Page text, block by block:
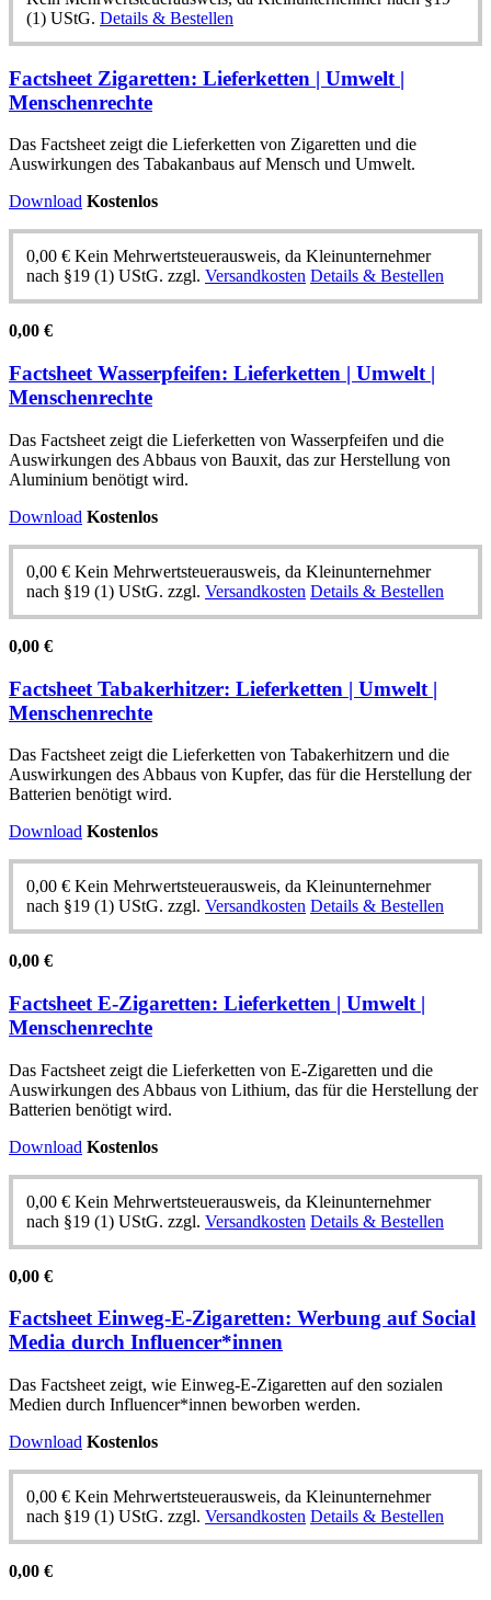
(1) UStG. Details & Bestellen
Factsheet Zigaretten: Lieferketten | Umwelt |
Menschenrechte
Das Factsheet zeigt die Lieferketten von Zigaretten und die
Auswirkungen des Tabakanbaus auf Mensch und Umwelt.
Download Kostenlos
0,00 € Kein Mehrwertsteuerausweis, da Kleinunternehmer
nach §19 (1) UStG. zzgl. Versandkosten Details & Bestellen
0,00 €
Factsheet Wasserpfeifen: Lieferketten | Umwelt |
Menschenrechte
Das Factsheet zeigt die Lieferketten von Wasserpfeifen und die
Auswirkungen des Abbaus von Bauxit, das zur Herstellung von
Aluminium benötigt wird.
Download Kostenlos
0,00 € Kein Mehrwertsteuerausweis, da Kleinunternehmer
nach §19 (1) UStG. zzgl. Versandkosten Details & Bestellen
0,00 €
Factsheet Tabakerhitzer: Lieferketten | Umwelt |
Menschenrechte
Das Factsheet zeigt die Lieferketten von Tabakerhitzern und die
Auswirkungen des Abbaus von Kupfer, das für die Herstellung der
Batterien benötigt wird.
Download Kostenlos
0,00 € Kein Mehrwertsteuerausweis, da Kleinunternehmer
nach §19 (1) UStG. zzgl. Versandkosten Details & Bestellen
0,00 €
Factsheet E-Zigaretten: Lieferketten | Umwelt |
Menschenrechte
Das Factsheet zeigt die Lieferketten von E-Zigaretten und die
Auswirkungen des Abbaus von Lithium, das für die Herstellung der
Batterien benötigt wird.
Download Kostenlos
0,00 € Kein Mehrwertsteuerausweis, da Kleinunternehmer
nach §19 (1) UStG. zzgl. Versandkosten Details & Bestellen
0,00 €
Factsheet Einweg-E-Zigaretten: Werbung auf Social
Media durch Influencer*innen
Das Factsheet zeigt, wie Einweg-E-Zigaretten auf den sozialen
Medien durch Influencer*innen beworben werden.
Download Kostenlos
0,00 € Kein Mehrwertsteuerausweis, da Kleinunternehmer
nach §19 (1) UStG. zzgl. Versandkosten Details & Bestellen
0,00 €